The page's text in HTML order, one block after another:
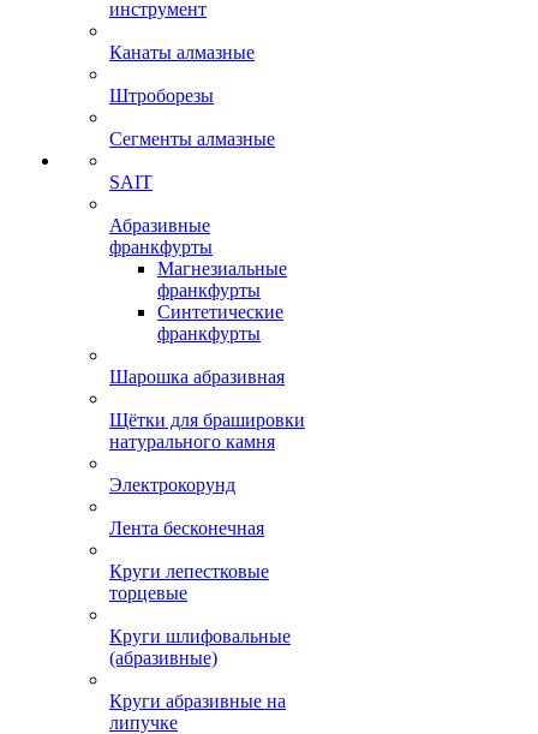
инструмент
Канаты алмазные
Штроборезы
Сегменты алмазные
SAIT
Абразивные
франкфурты
Магнезиальные
франкфурты
Синтетические
франкфурты
Шарошка абразивная
Щётки для брашировки
натурального камня
Электрокорунд
Лента бесконечная
Круги лепестковые
торцевые
Круги шлифовальные
(абразивные)
Круги абразивные на
липучке